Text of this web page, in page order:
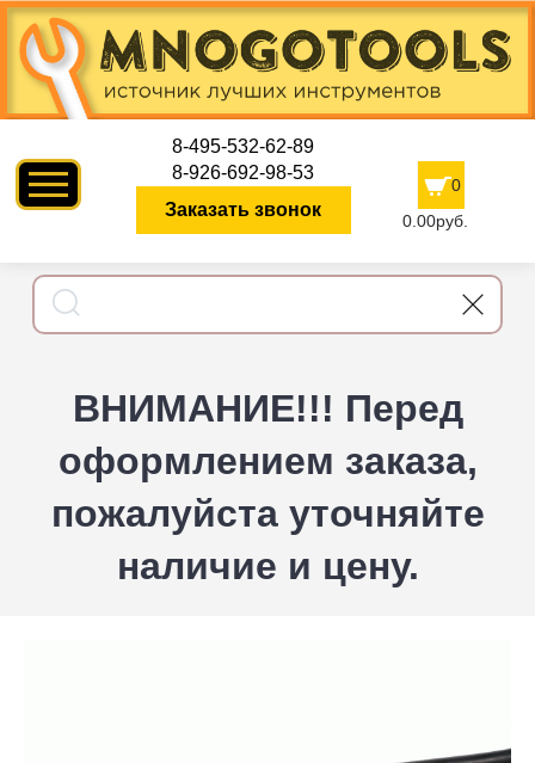
8-495-532-62-89
8-926-692-98-53
Заказать звонок
0
0.00руб.
ВНИМАНИЕ!!! Перед
оформлением заказа,
пожалуйста уточняйте
наличие и цену.